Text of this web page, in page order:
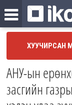
ХУУЧИРСАН
АНУ-ын
засгийн